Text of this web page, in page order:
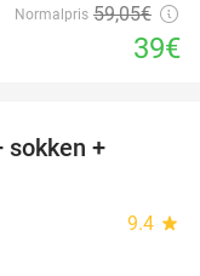
Normalpris 59,05€
39€
sokken +
9.4 star